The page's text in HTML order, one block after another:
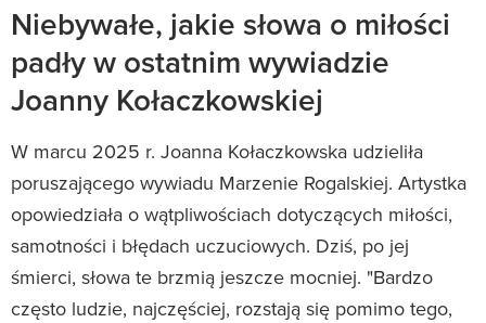
Niebywałe, jakie słowa o miłości
padły w ostatnim wywiadzie
Joanny Kołaczkowskiej
W marcu 2025 r. Joanna Kołaczkowska udzieliła
poruszającego wywiadu Marzenie Rogalskiej. Artystka
opowiedziała o wątpliwościach dotyczących miłości,
samotności i błędach uczuciowych. Dziś, po jej
śmierci, słowa te brzmią jeszcze mocniej. "Bardzo
często ludzie, najczęściej, rozstają się pomimo tego,